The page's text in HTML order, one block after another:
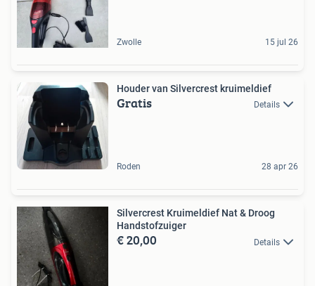
Zwolle 15 jul 26
Houder van Silvercrest kruimeldief
Gratis Details
Roden 28 apr 26
Silvercrest Kruimeldief Nat & Droog
Handstofzuiger
€ 20,00 Details